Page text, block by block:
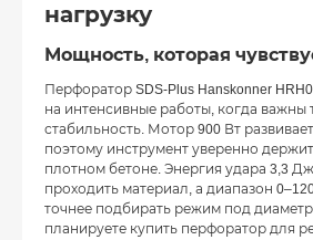
нагрузку
Мощность, которая
Перфоратор SDS-Plus Hanskonner
на интенсивные работы, когда важны
стабильность. Мотор 900 Вт
поэтому инструмент уверенно
плотном бетоне. Энергия удара 3,3
проходить материал, а диапазон
точнее подбирать режим под
планируете купить перфоратор для